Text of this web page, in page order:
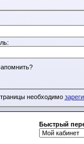
необходимо
Быстрый